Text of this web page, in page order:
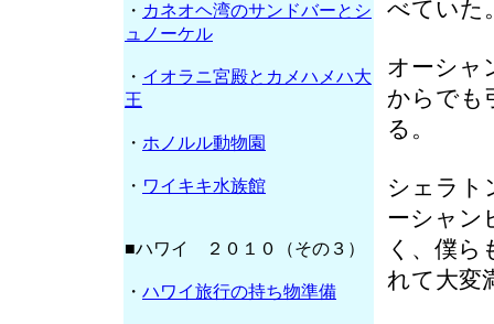
べていた
オーシャ
からでも
る。
シェラト
ーシャン
く、僕ら
れて大変
・ カネオヘ湾のサンドバーとシ
ュノーケル
・ イオラニ宮殿とカメハメハ大
王
・ ホノルル動物園
・ ワイキキ水族館
■ハワイ ２０１０（その３）
・ ハワイ旅行の持ち物準備